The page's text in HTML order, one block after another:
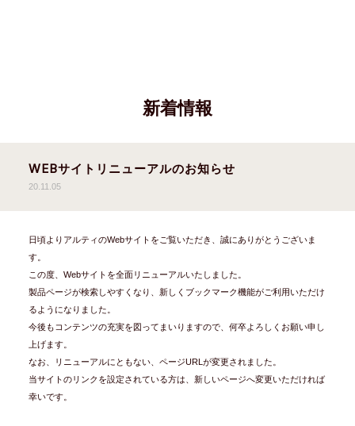
新着情報
WEBサイトリニューアルのお知らせ
20.11.05
日頃よりアルティのWebサイトをご覧いただき、誠にありがとうございま
す。
この度、Webサイトを全面リニューアルいたしました。
製品ページが検索しやすくなり、新しくブックマーク機能がご利用いただけ
るようになりました。
今後もコンテンツの充実を図ってまいりますので、何卒よろしくお願い申し
上げます。
なお、リニューアルにともない、ページURLが変更されました。
当サイトのリンクを設定されている方は、新しいページへ変更いただければ
幸いです。